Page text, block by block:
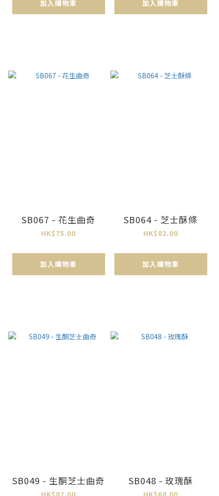
加入購物車 加入購物車
SB067 - 花生曲奇
HK$75.00
加入購物車
SB064 - 芝士酥條
HK$82.00
加入購物車
SB049 - 生酮芝士曲奇
HK$82.00
SB048 - 玫瑰酥
HK$68.00